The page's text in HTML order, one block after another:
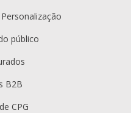
público
B2B
CPG